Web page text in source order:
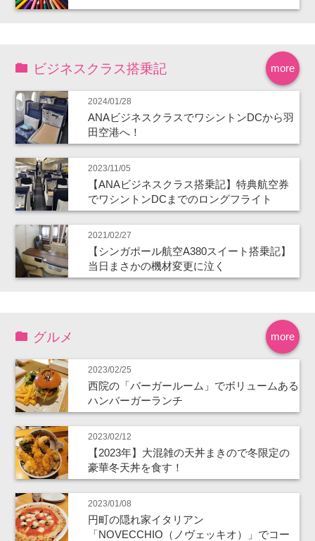
more
ビジネスクラス搭乗記
2024/01/28
ANAビジネスクラスでワシントンDCから羽
田空港へ！
2023/11/05
【ANAビジネスクラス搭乗記】特典航空券
でワシントンDCまでのロングフライト
2021/02/27
【シンガポール航空A380スイート搭乗記】
当日まさかの機材変更に泣く
more
グルメ
2023/02/25
西院の「バーガールーム」でボリュームある
ハンバーガーランチ
2023/02/12
【2023年】大混雑の天丼まきので冬限定の
豪華冬天丼を食す！
2023/01/08
円町の隠れ家イタリアン
「NOVECCHIO（ノヴェッキオ）」でコー